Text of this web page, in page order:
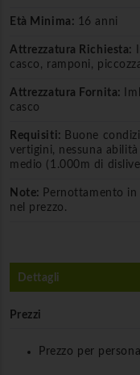
Età Minima: 16 anni
Attrezzatura Richiesta:
casco, ramponi,
Attrezzatura Fornita:
casco
Requisiti: Buone
vertigini, nessuna
medio (1.000m di
Note: Pernottamento
nel prezzo.
Dettagli
Prezzi
Prezzo per